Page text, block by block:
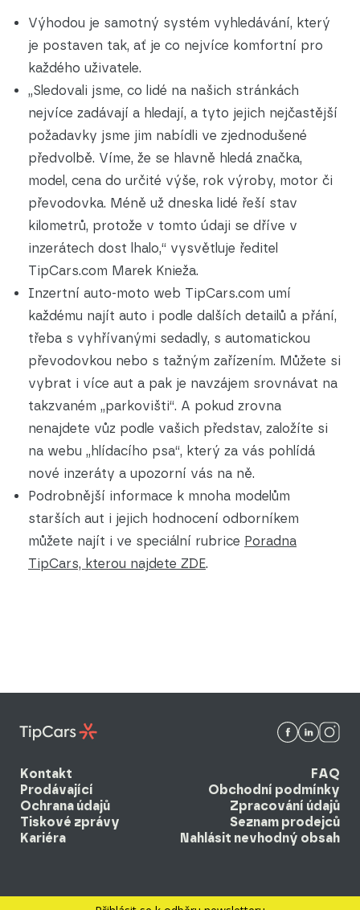
Výhodou je samotný systém vyhledávání, který
je postaven tak, ať je co nejvíce komfortní pro
každého uživatele.
„Sledovali jsme, co lidé na našich stránkách
nejvíce zadávají a hledají, a tyto jejich nejčastější
požadavky jsme jim nabídli ve zjednodušené
předvolbě. Víme, že se hlavně hledá značka,
model, cena do určité výše, rok výroby, motor či
převodovka. Méně už dneska lidé řeší stav
kilometrů, protože v tomto údaji se dříve v
inzerátech dost lhalo,“ vysvětluje ředitel
TipCars.com Marek Knieža.
Inzertní auto-moto web TipCars.com umí
každému najít auto i podle dalších detailů a přání,
třeba s vyhřívanými sedadly, s automatickou
převodovkou nebo s tažným zařízením. Můžete si
vybrat i více aut a pak je navzájem srovnávat na
takzvaném „parkovišti“. A pokud zrovna
nenajdete vůz podle vašich představ, založíte si
na webu „hlídacího psa“, který za vás pohlídá
nové inzeráty a upozorní vás na ně.
Podrobnější informace k mnoha modelům
starších aut i jejich hodnocení odborníkem
můžete najít i ve speciální rubrice Poradna
TipCars, kterou najdete ZDE.
Kontakt
FAQ
Prodávající
Obchodní podmínky
Ochrana údajů
Zpracování údajů
Tiskové zprávy
Seznam prodejců
Kariéra
Nahlásit nevhodný obsah